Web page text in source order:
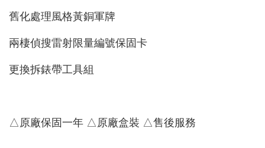
舊化處理風格黃銅軍牌
兩棲偵搜雷射限量編號保固卡
更換拆錶帶工具組
△原廠保固一年 △原廠盒裝 △售後服務